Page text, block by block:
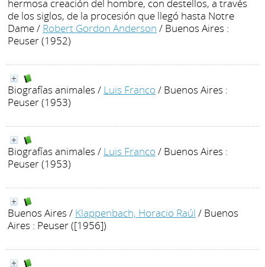
hermosa creación del hombre, con destellos, a través
de los siglos, de la procesión que llegó hasta Notre
Dame/ Robert Gordon Anderson / Buenos Aires :
Peuser (1952)
Biografías animales / Luis Franco / Buenos Aires :
Peuser (1953)
Biografías animales / Luis Franco / Buenos Aires :
Peuser (1953)
Buenos Aires / Klappenbach, Horacio Raúl / Buenos
Aires : Peuser ([1956])